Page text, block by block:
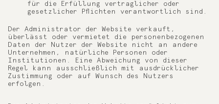
für die Erfüllung vertraglicher oder
gesetzlicher Pflichten verantwortlich sind.
Der Administrator der Website verkauft,
überlässt oder vermietet die personenbezogenen
Daten der Nutzer der Website nicht an andere
Unternehmen, natürliche Personen oder
Institutionen. Eine Abweichung von dieser
Regel kann ausschließlich mit ausdrücklicher
Zustimmung oder auf Wunsch des Nutzers
erfolgen.